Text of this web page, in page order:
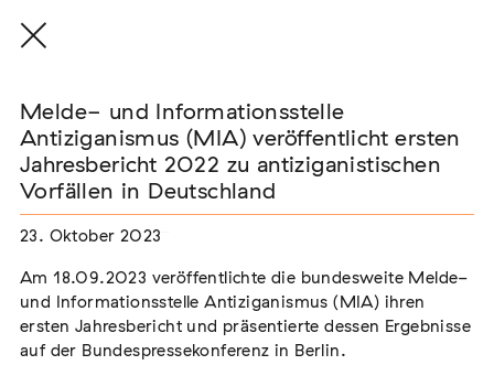
Melde- und Informationsstelle
Antiziganismus (MIA)
veröffentlicht ersten
Jahresbericht 2022 zu
antiziganistischen Vorfällen in
Deutschland
Melde- und Informationsstelle
Antiziganismus (MIA) veröffentlicht ersten
Jahresbericht 2022 zu antiziganistischen
Vorfällen in Deutschland
23. Oktober 2023
Am 18.09.2023 veröffentlichte die bundesweite Melde-
und Informationsstelle Antiziganismus (MIA) ihren
ersten Jahresbericht und präsentierte dessen Ergebnisse
auf der Bundespressekonferenz in Berlin.